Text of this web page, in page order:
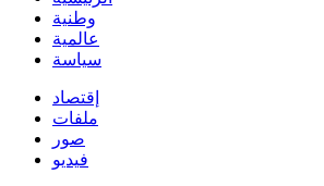
وطنية
عالمية
سياسة
إقتصاد
ملفات
صور
فيديو